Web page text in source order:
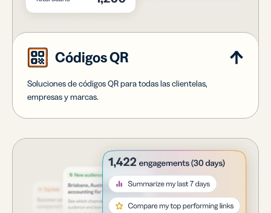
Códigos QR
Soluciones de códigos QR para todas las clientelas,
empresas y marcas.